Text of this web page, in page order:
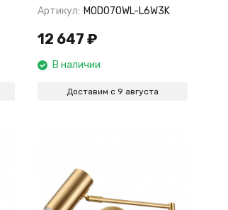
Артикул: MOD070WL-L6W3K
12 647 ₽
В наличии
Доставим с 9 августа